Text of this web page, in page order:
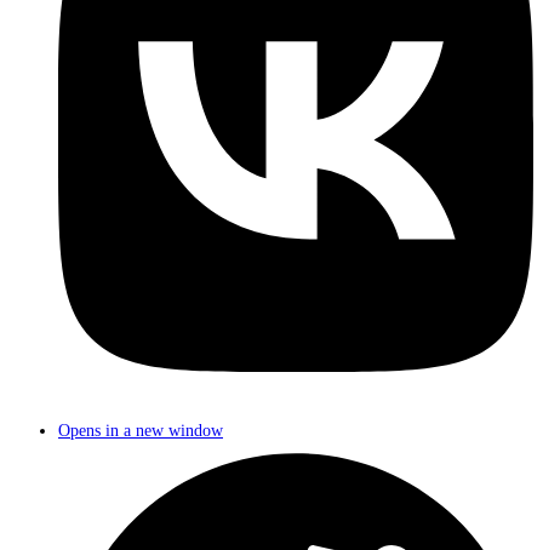
Opens in a new window